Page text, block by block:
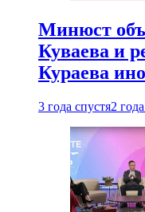
Минюст
Куваева и
Кураева
3 года спустя2